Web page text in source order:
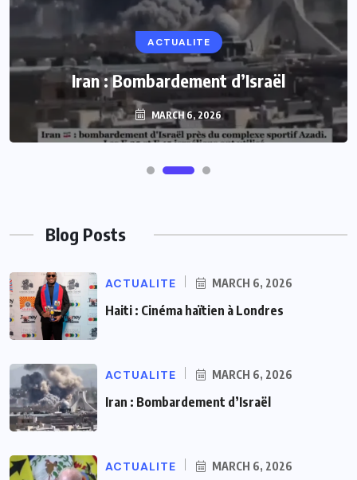
ACTUALITE
Iran : Bombardement d’Israël
MARCH 6, 2026
Blog Posts
ACTUALITE MARCH 6, 2026
Haiti : Cinéma haïtien à Londres
ACTUALITE MARCH 6, 2026
Iran : Bombardement d’Israël
ACTUALITE MARCH 6, 2026